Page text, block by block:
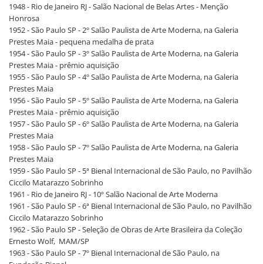
1948 - Rio de Janeiro RJ - Salão Nacional de Belas Artes - Menção
Honrosa
1952 - São Paulo SP - 2º Salão Paulista de Arte Moderna, na Galeria
Prestes Maia - pequena medalha de prata
1954 - São Paulo SP - 3º Salão Paulista de Arte Moderna, na Galeria
Prestes Maia - prêmio aquisição
1955 - São Paulo SP - 4º Salão Paulista de Arte Moderna, na Galeria
Prestes Maia
1956 - São Paulo SP - 5º Salão Paulista de Arte Moderna, na Galeria
Prestes Maia - prêmio aquisição
1957 - São Paulo SP - 6º Salão Paulista de Arte Moderna, na Galeria
Prestes Maia
1958 - São Paulo SP - 7º Salão Paulista de Arte Moderna, na Galeria
Prestes Maia
1959 - São Paulo SP - 5ª Bienal Internacional de São Paulo, no Pavilhão
Ciccilo Matarazzo Sobrinho
1961 - Rio de Janeiro RJ - 10º Salão Nacional de Arte Moderna
1961 - São Paulo SP - 6ª Bienal Internacional de São Paulo, no Pavilhão
Ciccilo Matarazzo Sobrinho
1962 - São Paulo SP - Seleção de Obras de Arte Brasileira da Coleção
Ernesto Wolf, MAM/SP
1963 - São Paulo SP - 7º Bienal Internacional de São Paulo, na